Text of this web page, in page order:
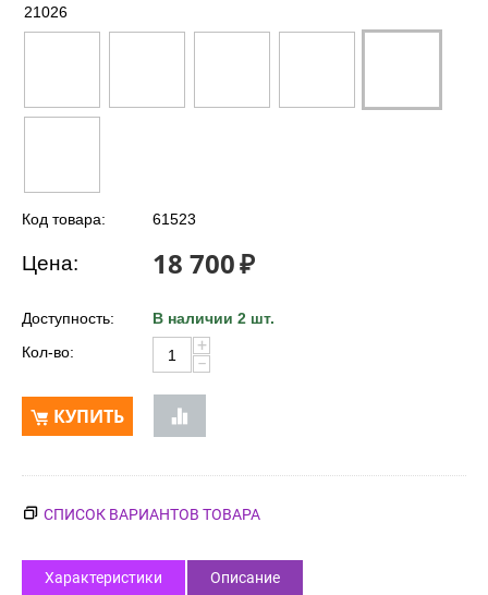
21026
Код товара: 61523
Цена: 18 700₽
Доступность:
В наличии 2 шт.
Кол-во:
+
−
КУПИТЬ
СПИСОК ВАРИАНТОВ ТОВАРА
Характеристики Описание